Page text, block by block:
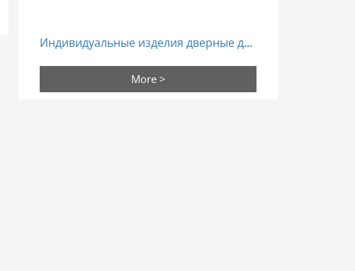
Индивидуальные изделия дверные детали болтовые замки язык порошковые металлургические формы
More >